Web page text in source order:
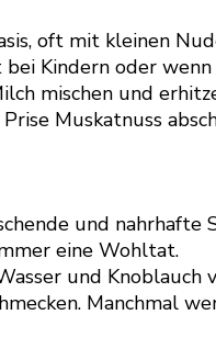
oft mit kleinen
Kindern oder
mischen und
Muskatnuss
und
eine Wohltat.
und Knoblauch
Manchmal